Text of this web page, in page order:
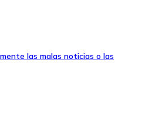
las malas noticias o las